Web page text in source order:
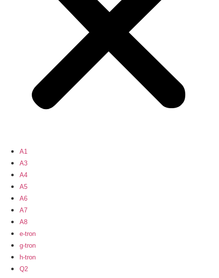
A1
A3
A4
A5
A6
A7
A8
e-tron
g-tron
h-tron
Q2